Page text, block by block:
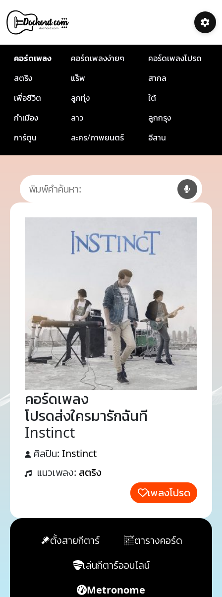
คอร์ดเพลง คอร์ดเพลงง่ายๆ
คอร์ดเพลงโปรด
สตริง
แร็พ
สากล
เพื่อชีวิต
ลูกทุ่ง
ใต้
กำเมือง
ลาว
ลูกกรุง
การ์ตูน
ละคร/ภาพยนตร์ อีสาน
คอร์ดเพลง
โปรดส่งใครมารักฉันที
Instinct
ศิลปิน: Instinct
แนวเพลง: สตริง
เพลงโปรด
ตั้งสายกีตาร์
ตารางคอร์ด
เล่นกีตาร์ออนไลน์
Metronome